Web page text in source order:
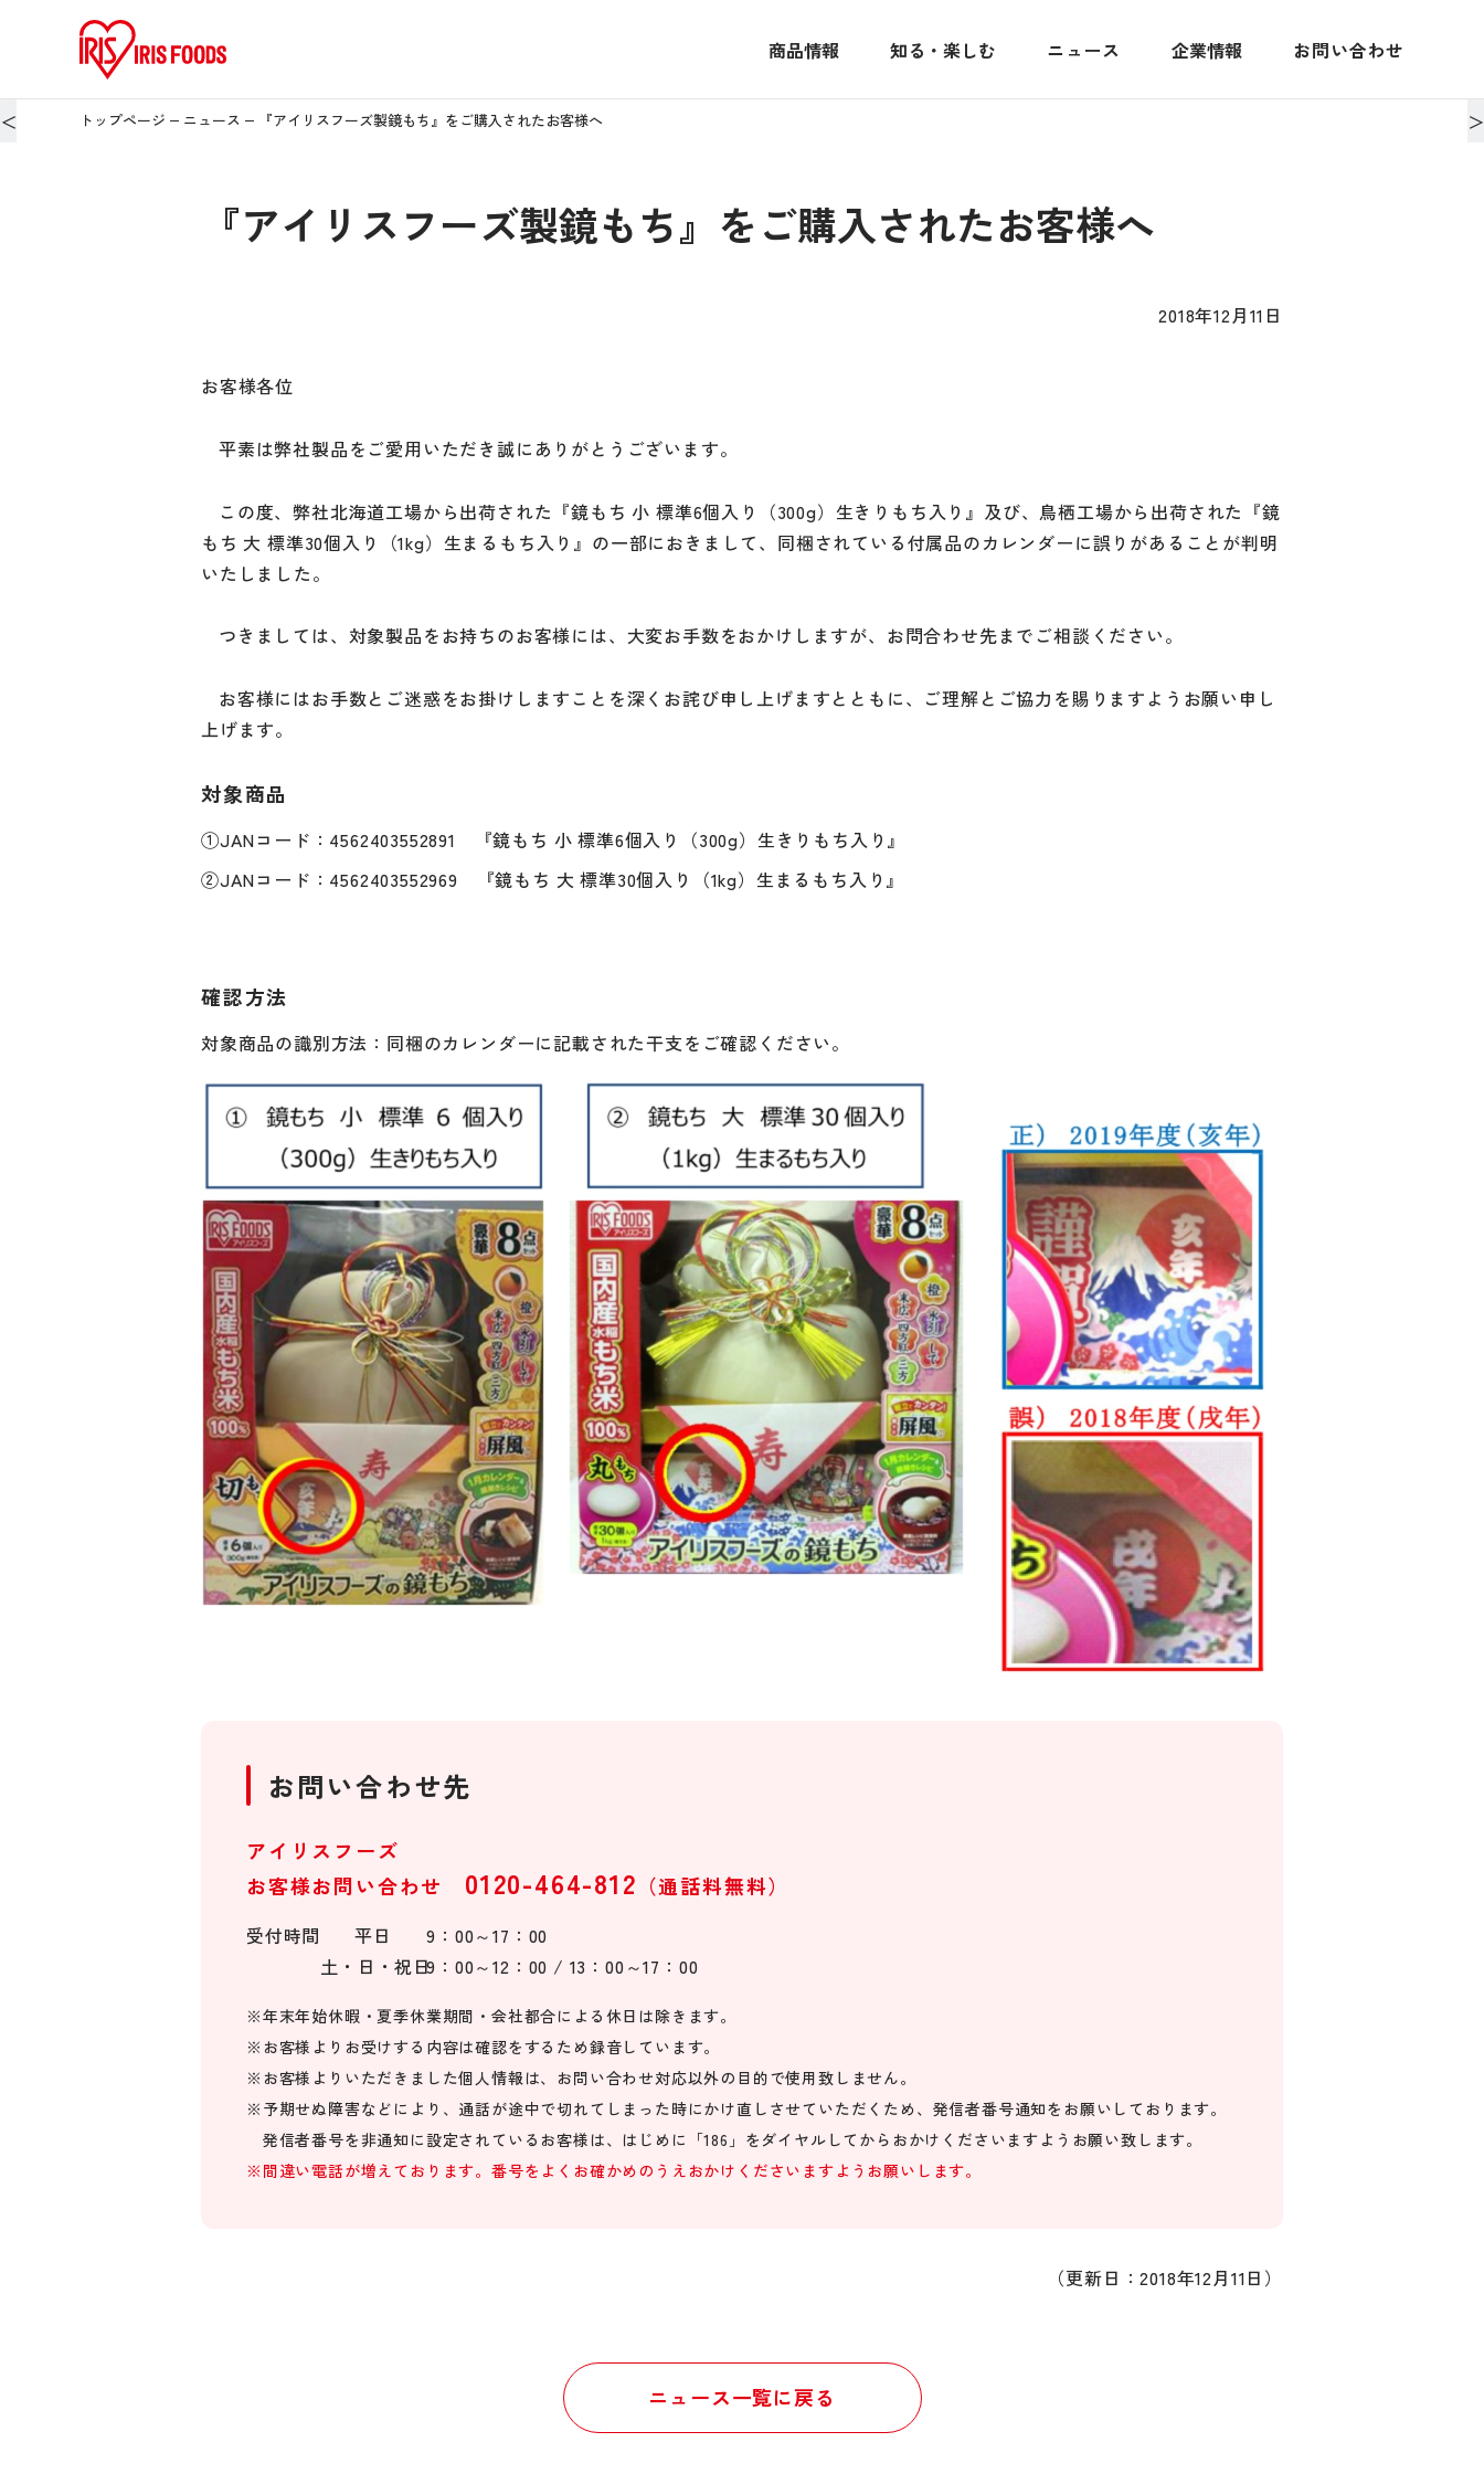
商品情報 知る・楽しむ ニュース 企業情報 お問い合わせ
＜ トップページ ニュース 『アイリスフーズ製鏡もち』をご購入されたお客様へ
『アイリスフーズ製鏡もち』をご購入されたお客様へ
2018年12月11日
お客様各位
平素は弊社製品をご愛用いただき誠にありがとうございます。
この度、弊社北海道工場から出荷された『鏡もち 小 標準6個入り（300g）生きりもち入り』及び、鳥栖工場から出荷された『鏡
もち 大 標準30個入り（1kg）生まるもち入り』の一部におきまして、同梱されている付属品のカレンダーに誤りがあることが判明
いたしました。
つきましては、対象製品をお持ちのお客様には、大変お手数をおかけしますが、お問合わせ先までご相談ください。
お客様にはお手数とご迷惑をお掛けしますことを深くお詫び申し上げますとともに、ご理解とご協力を賜りますようお願い申し
上げます。
対象商品
①JANコード：4562403552891 『鏡もち 小 標準6個入り（300g）生きりもち入り』
②JANコード：4562403552969 『鏡もち 大 標準30個入り（1kg）生まるもち入り』
確認方法
対象商品の識別方法：同梱のカレンダーに記載された干支をご確認ください。
お問い合わせ先
アイリスフーズ
お客様お問い合わせ 0120-464-812 （通話料無料）
受付時間 平日
9：00～17：00
土・日・祝日9：00～12：00 / 13：00～17：00
※年末年始休暇・夏季休業期間・会社都合による休日は除きます。
※ お客様よりお受けする内容は確認をするため録音しています。
※ お客様よりいただきました個人情報は、お問い合わせ対応以外の目的で使用致しません。
※ 予期せぬ障害などにより、通話が途中で切れてしまった時にかけ直しさせていただくため、発信者番号通知をお願いしております。
発信者番号を非通知に設定されているお客様は、はじめに「186」をダイヤルしてからおかけくださいますようお願い致します。
※ 間違い電話が増えております。番号をよくお確かめのうえおかけくださいますようお願いします。
（更新日：2018年12月11日）
ニュース一覧に戻る